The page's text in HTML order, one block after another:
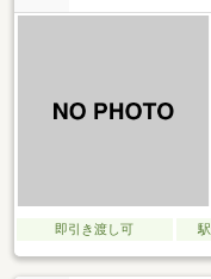
即引き渡し可